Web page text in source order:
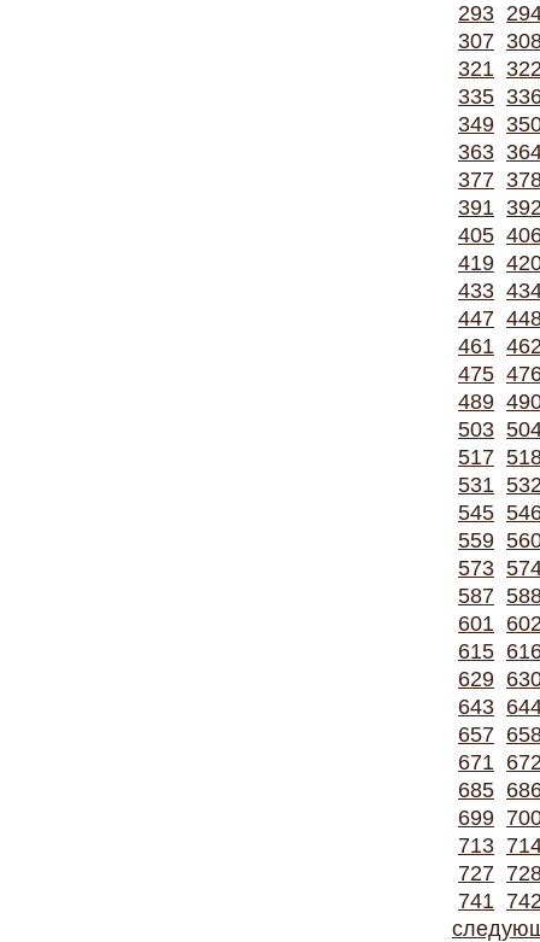
293
307
321
335
349
363
377
391
405
419
433
447
461
475
489
503
517
531
545
559
573
587
601
615
629
643
657
671
685
699
713
727
741